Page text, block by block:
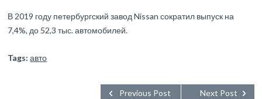
В 2019 году петербургский завод Nissan сократил выпуск на
7,4%, до 52,3 тыс. автомобилей.
Tags: авто
Next Post
Previous Post